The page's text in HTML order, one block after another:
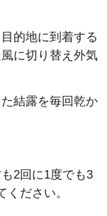
的地に到着する
に切り替え外気
結露を毎回乾か
2回に1度でも3
ださい。